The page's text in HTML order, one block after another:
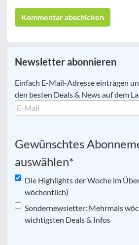
Newsletter abonnieren
E-
Mail *
Einfach E-Mail-Adresse eintragen
den besten Deals & News auf dem
Gewünschtes
auswählen*
Die Highlights der Woche im
wöchentlich)
Sondernewsletter: Mehrmals
wichtigsten Deals & Infos